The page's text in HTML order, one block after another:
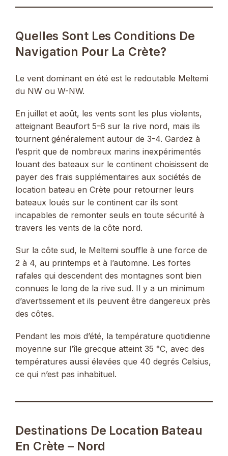
Quelles Sont Les Conditions De
Navigation Pour La Crète?
Le vent dominant en été est le redoutable Meltemi
du NW ou W-NW.
En juillet et août, les vents sont les plus violents,
atteignant Beaufort 5-6 sur la rive nord, mais ils
tournent généralement autour de 3-4. Gardez à
l’esprit que de nombreux marins inexpérimentés
louant des bateaux sur le continent choisissent de
payer des frais supplémentaires aux sociétés de
location bateau en Crète pour retourner leurs
bateaux loués sur le continent car ils sont
incapables de remonter seuls en toute sécurité à
travers les vents de la côte nord.
Sur la côte sud, le Meltemi souffle à une force de
2 à 4, au printemps et à l’automne. Les fortes
rafales qui descendent des montagnes sont bien
connues le long de la rive sud. Il y a un minimum
d’avertissement et ils peuvent être dangereux près
des côtes.
Pendant les mois d’été, la température quotidienne
moyenne sur l’île grecque atteint 35 °C, avec des
températures aussi élevées que 40 degrés Celsius,
ce qui n’est pas inhabituel.
Destinations De Location Bateau
En Crète – Nord